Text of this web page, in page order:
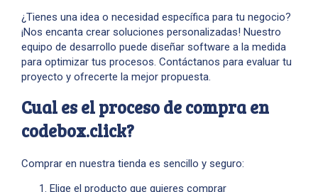
¿Tienes una idea o necesidad específica para tu negocio?
¡Nos encanta crear soluciones personalizadas! Nuestro
equipo de desarrollo puede diseñar software a la medida
para optimizar tus procesos. Contáctanos para evaluar tu
proyecto y ofrecerte la mejor propuesta.
Cual es el proceso de compra en
codebox.click?
Comprar en nuestra tienda es sencillo y seguro:
Elige el producto que quieres comprar